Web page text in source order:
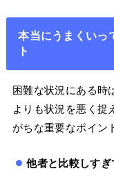
本当にうまくいっ
ト
困難な状況にある時
よりも状況を悪く捉
がちな重要なポイン
他者と比較しす